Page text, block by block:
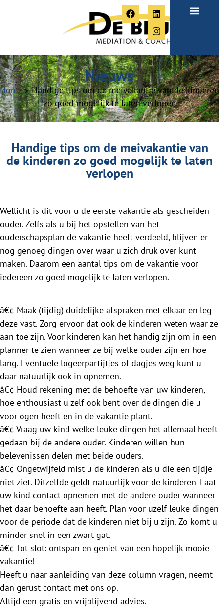
Nieuws
Home»Handige tips om de meivakantie van de kinderen
zo goed mogelijk te laten verlopen
Handige tips om de meivakantie van
de kinderen zo goed mogelijk te laten
verlopen
Wellicht is dit voor u de eerste vakantie als gescheiden
ouder. Zelfs als u bij het opstellen van het
ouderschapsplan de vakantie heeft verdeeld, blijven er
nog genoeg dingen over waar u zich druk over kunt
maken. Daarom een aantal tips om de vakantie voor
iedereen zo goed mogelijk te laten verlopen.
â€¢ Maak (tijdig) duidelijke afspraken met elkaar en leg
deze vast. Zorg ervoor dat ook de kinderen weten waar ze
aan toe zijn. Voor kinderen kan het handig zijn om in een
planner te zien wanneer ze bij welke ouder zijn en hoe
lang. Eventuele logeerpartijtjes of dagjes weg kunt u
daar natuurlijk ook in opnemen.
â€¢ Houd rekening met de behoefte van uw kinderen,
hoe enthousiast u zelf ook bent over de dingen die u
voor ogen heeft en in de vakantie plant.
â€¢ Vraag uw kind welke leuke dingen het allemaal heeft
gedaan bij de andere ouder. Kinderen willen hun
belevenissen delen met beide ouders.
â€¢ Ongetwijfeld mist u de kinderen als u die een tijdje
niet ziet. Ditzelfde geldt natuurlijk voor de kinderen. Laat
uw kind contact opnemen met de andere ouder wanneer
het daar behoefte aan heeft. Plan voor uzelf leuke dingen
voor de periode dat de kinderen niet bij u zijn. Zo komt u
minder snel in een zwart gat.
â€¢ Tot slot: ontspan en geniet van een hopelijk mooie
vakantie!
Heeft u naar aanleiding van deze column vragen, neemt
dan gerust contact met ons op.
Altijd een gratis en vrijblijvend advies.